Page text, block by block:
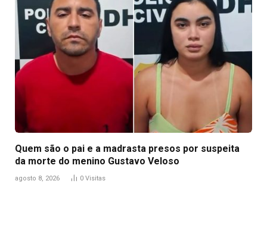
Quem são o pai e a madrasta presos por suspeita
da morte do menino Gustavo Veloso
agosto 8, 2026 0 Visitas